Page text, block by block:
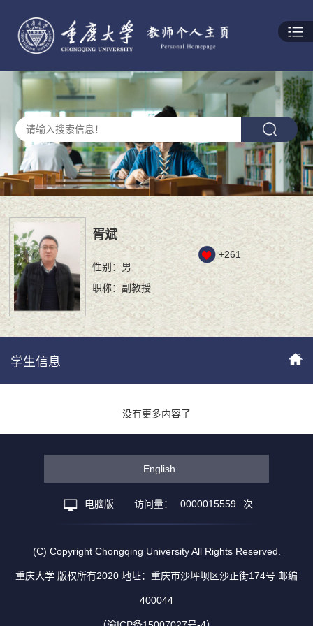
胥斌
性别：男
职称：副教授
+261
学生信息
没有更多内容了
English
电脑版 访问量： 0000015559 次
(C) Copyright Chongqing University All Rights Reserved.
重庆大学 版权所有2020 地址：重庆市沙坪坝区沙正街174号 邮编
400044